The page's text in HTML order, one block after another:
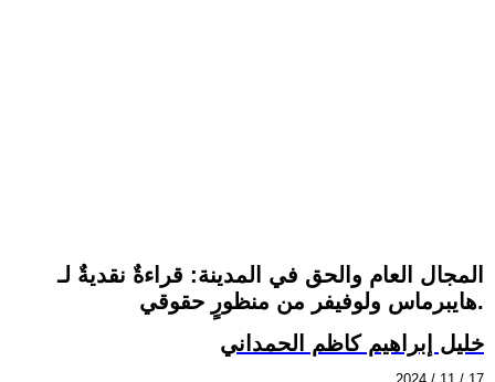
المجال العام والحق في المدينة: قراءةٌ نقديةٌ لـ
هايبرماس ولوفيفر من منظورٍ حقوقي.
خليل إبراهيم كاظم الحمداني